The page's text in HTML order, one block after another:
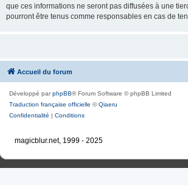
que ces informations ne seront pas diffusées à une
pourront être tenus comme responsables en cas de
Accueil du forum
Développé parphpBB® Forum Software © phpBB Limited
Traduction française officielle ©Qiaeru
Confidentialité | Conditions
magicblur.net, 1999 - 2025